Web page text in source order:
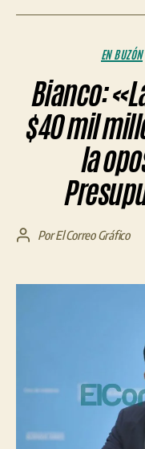
EN BUZÓN
Bianco:
$40 mil
la
AutorPorEl Correo Gráfico